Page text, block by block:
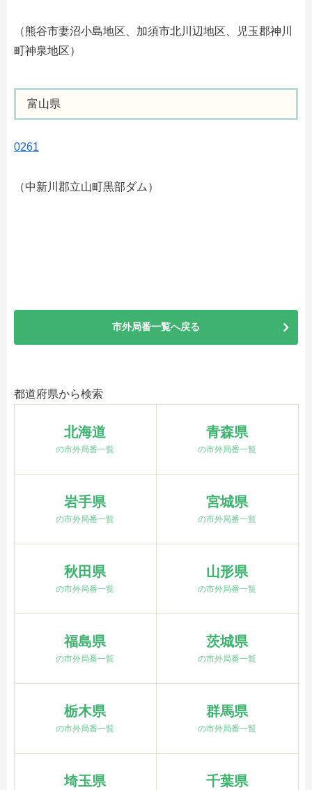
（熊谷市妻沼小島地区、加須市北川辺地区、児玉郡神川
町神泉地区）
富山県
0261
（中新川郡立山町黒部ダム）
市外局番一覧へ戻る
都道府県から検索
北海道
の市外局番一覧
青森県
の市外局番一覧
岩手県
の市外局番一覧
宮城県
の市外局番一覧
秋田県
の市外局番一覧
山形県
の市外局番一覧
福島県
の市外局番一覧
茨城県
の市外局番一覧
栃木県
の市外局番一覧
群馬県
の市外局番一覧
埼玉県 千葉県